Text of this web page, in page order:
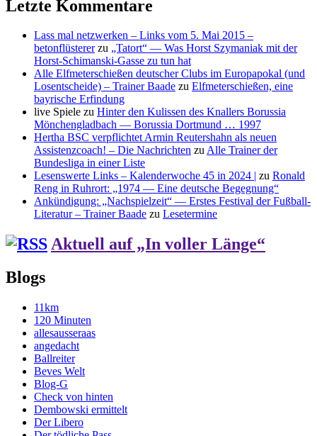
Letzte Kommentare
Lass mal netzwerken – Links vom 5. Mai 2015 –
betonflüstererzu „Tatort“ — Was Horst Szymaniak mit der
Horst-Schimanski-Gasse zu tun hat
Alle Elfmeterschießen deutscher Clubs im Europapokal (und
Losentscheide) – Trainer Baade zu Elfmeterschießen, eine
bayrische Erfindung
live Spiele zu Hinter den Kulissen des Knallers Borussia
Mönchengladbach — Borussia Dortmund … 1997
Hertha BSC verpflichtet Armin Reutershahn als neuen
Assistenzcoach! – Die Nachrichten zuAlle Trainer der
Bundesliga in einer Liste
Lesenswerte Links – Kalenderwoche 45 in 2024 | zu Ronald
Reng in Ruhrort: „1974 — Eine deutsche Begegnung“
Ankündigung: „Nachspielzeit“ — Erstes Festival der Fußball-
Literatur – Trainer Baade zu Lesetermine
Aktuell auf „In voller Länge“
Blogs
11km
120 Minuten
allesausseraas
angedacht
Ballreiter
Beves Welt
Blog-G
Check von hinten
Dembowski ermittelt
Der Libero